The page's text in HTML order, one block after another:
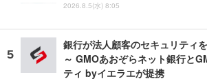
2026.8.5(水) 8:05
銀行が法人顧客のセキュリティ
～ GMOあおぞらネット銀行と
ティ byイエラエが提携